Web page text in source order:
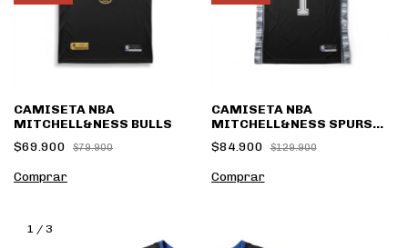
CAMISETA NBA
MITCHELL&NESS BULLS
$69.900
$79.900
Comprar
CAMISETA NBA
MITCHELL&NESS SPURS
STATEMENT ED.
$84.900 $129.900
Comprar
1 / 3